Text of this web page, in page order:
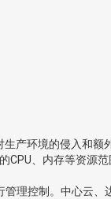
产环境的侵入和额
、内存等资源范
理控制。中心云